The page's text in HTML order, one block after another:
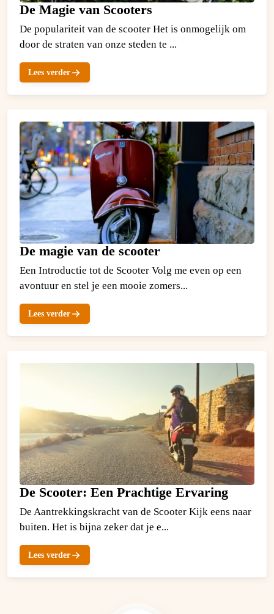
De Magie van Scooters
De populariteit van de scooter Het is onmogelijk om
door de straten van onze steden te ...
Lees verder
De magie van de scooter
Een Introductie tot de Scooter Volg me even op een
avontuur en stel je een mooie zomers...
Lees verder
De Scooter: Een Prachtige Ervaring
De Aantrekkingskracht van de Scooter Kijk eens naar
buiten. Het is bijna zeker dat je e...
Lees verder